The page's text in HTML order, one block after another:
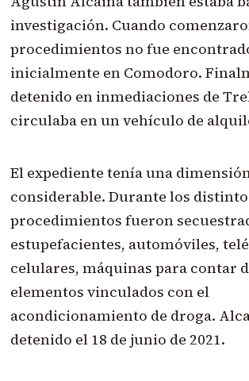
investigación. Cuando
procedimientos no fue
inicialmente en Comodoro.
detenido en inmediaciones de
circulaba en un vehículo de
El expediente tenía una
considerable. Durante los
procedimientos fueron
estupefacientes, automóviles,
celulares, máquinas para contar
elementos vinculados con el
acondicionamiento de droga.
detenido el 18 de junio de 2021.